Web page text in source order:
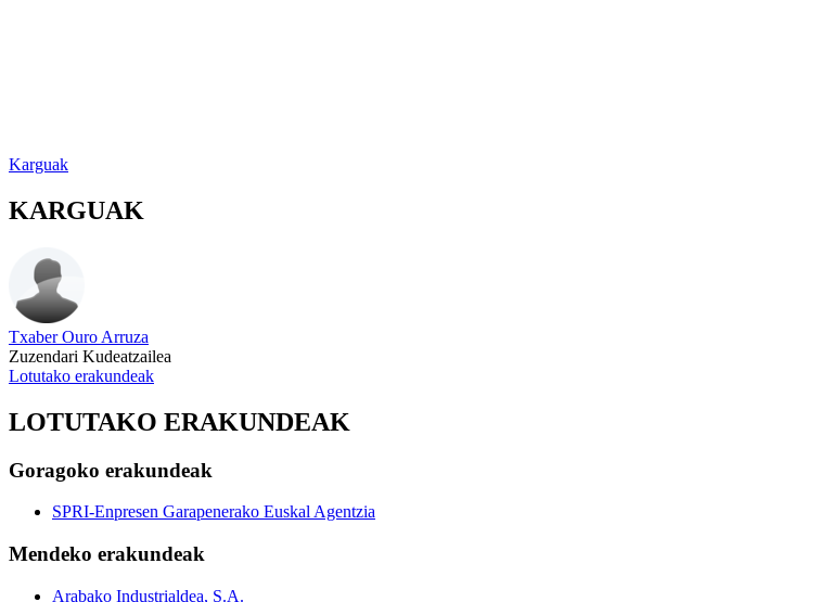
Karguak
KARGUAK
Txaber Ouro Arruza
Zuzendari Kudeatzailea
Lotutako erakundeak
LOTUTAKO ERAKUNDEAK
Goragoko erakundeak
SPRI-Enpresen Garapenerako Euskal Agentzia
Mendeko erakundeak
Arabako Industrialdea, S.A.